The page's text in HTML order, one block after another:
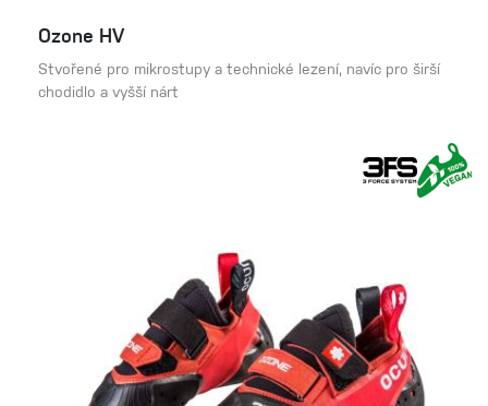
Ozone HV
Stvořené pro mikrostupy a technické lezení, navíc pro širší
chodidlo a vyšší nárt